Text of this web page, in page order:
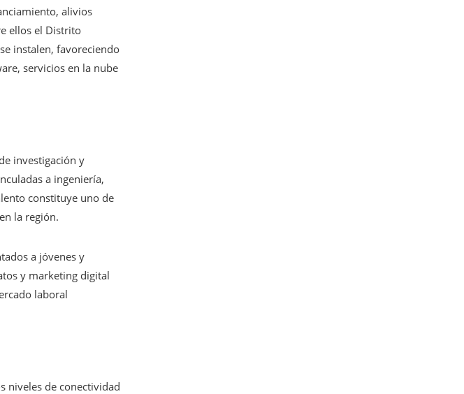
alivios
ellos el Distrito
instalen, favoreciendo
servicios en la nube
investigación y
a ingeniería,
constituye uno de
la región.
a jóvenes y
y marketing digital
laboral
niveles de conectividad